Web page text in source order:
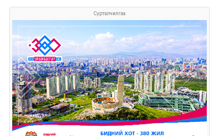
Сурталчилгаа